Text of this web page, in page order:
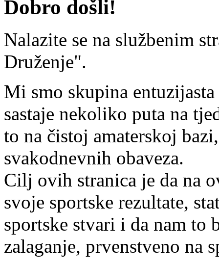
Dobro došli!
Nalazite se na službenim
Druženje".
Mi smo skupina
sastaje nekoliko puta na
to na čistoj amaterskoj
svakodnevnih obaveza.
Cilj ovih stranica je da na
svoje sportske rezultate,
sportske stvari i da nam to
zalaganje, prvenstveno na